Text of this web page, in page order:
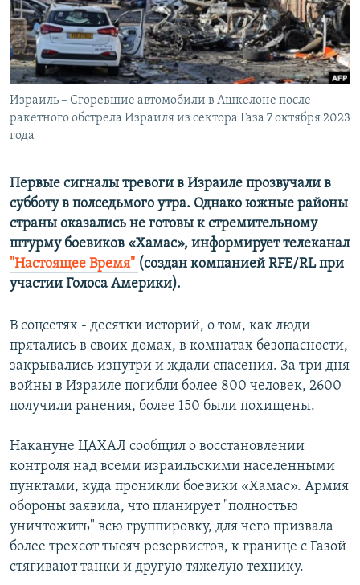
ПОБЕДИТЕЛЕЙ НЕ СУДЯТ?
КРЫМ.НЕПОКОРЕННЫЙ
ELIFBE
УКРАИНСКАЯ ПРОБЛЕМА КРЫМА
ПРИСОЕДИНЯЙТЕСЬ!
Все сайты RFE/RL
Израиль – Сгоревшие автомобили в Ашкелоне после
ракетного обстрела Израиля из сектора Газа 7 октября 2023
года
Первые сигналы тревоги в Израиле прозвучали в
субботу в полседьмого утра. Однако южные районы
страны оказались не готовы к стремительному
штурму боевиков «Хамас», информирует телеканал
"Настоящее Время" (создан компанией RFE/RL при
участии Голоса Америки).
В соцсетях - десятки историй, о том, как люди
прятались в своих домах, в комнатах безопасности,
закрывались изнутри и ждали спасения. За три дня
войны в Израиле погибли более 800 человек, 2600
получили ранения, более 150 были похищены.
Накануне ЦАХАЛ сообщил о восстановлении
контроля над всеми израильскими населенными
пунктами, куда проникли боевики «Хамас». Армия
обороны заявила, что планирует "полностью
уничтожить" всю группировку, для чего призвала
более трехсот тысяч резервистов, к границе с Газой
стягивают танки и другую тяжелую технику.